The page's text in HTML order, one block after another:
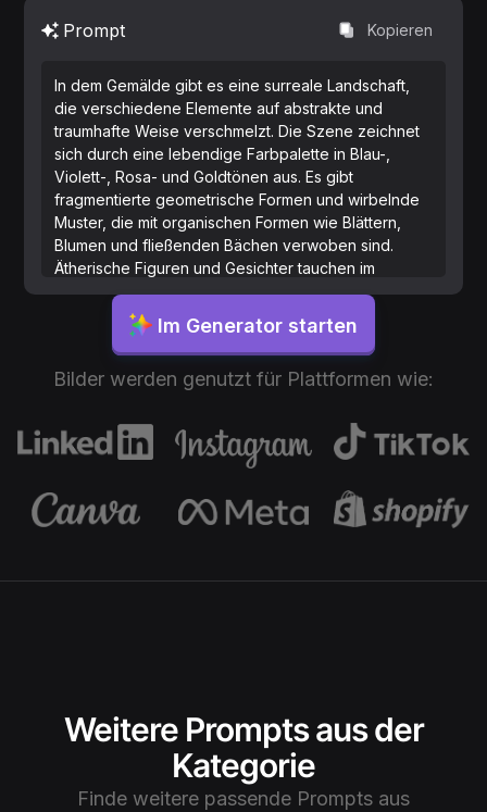
Prompt Kopieren
In dem Gemälde gibt es eine surreale Landschaft,
die verschiedene Elemente auf abstrakte und
traumhafte Weise verschmelzt. Die Szene zeichnet
sich durch eine lebendige Farbpalette in Blau-,
Violett-, Rosa- und Goldtönen aus. Es gibt
fragmentierte geometrische Formen und wirbelnde
Muster, die mit organischen Formen wie Blättern,
Blumen und fließenden Bächen verwoben sind.
Ätherische Figuren und Gesichter tauchen im
Hintergrund auf, einige teilweise von Nebel verhüllt.
Die gesamte Komposition wirkt flüssig und
dynamisch, mit verschiedenen Texturen und
Schichten, die ein Gefühl von Tiefe und Bewegung
vermitteln. Licht- und Schattenflecken schaffen eine
Im Generator starten
Bilder werden genutzt für Plattformen wie:
Weitere Prompts aus der
Kategorie
Finde weitere passende Prompts aus